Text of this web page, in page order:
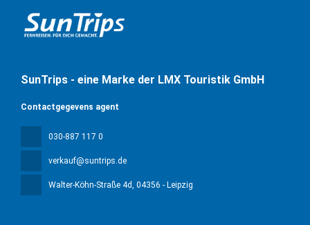
SunTrips - eine Marke der LMX Touristik GmbH
Contactgegevens agent
030-887 117 0
verkauf@suntrips.de
Walter-Köhn-Straße 4d , 04356 - Leipzig